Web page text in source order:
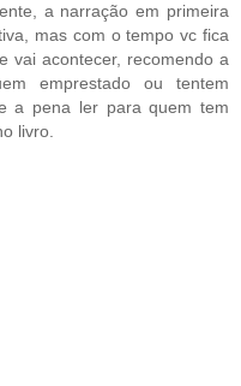
a narração em primeira
mas com o tempo vc fica
vai acontecer, recomendo a
emprestado ou tentem
a pena ler para quem tem
livro.